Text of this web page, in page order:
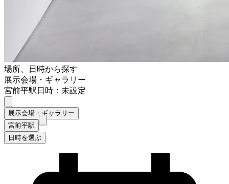
場所、日時から探す
展示会場・ギャラリー
宮前平駅日時：未設定
展示会場・ギャラリー
宮前平駅
日時を選ぶ